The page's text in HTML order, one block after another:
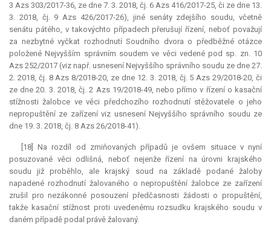
3 Azs 303/2017-36, ze dne 7. 3. 2018, čj. 6 Azs 416/2017-25, či ze dne 13.
3. 2018, čj. 9 Azs 426/2017-26), jiné senáty zdejšího soudu, včetně
senátu pátého, v takovýchto případech přerušují řízení, neboť považují
za nezbytné vyčkat rozhodnutí Soudního dvora o předběžné otázce
položené Nejvyšším správním soudem ve věci vedené pod sp. zn. 10
Azs 252/2017 (viz např. usnesení Nejvyššího správního soudu ze dne 27.
2. 2018, čj. 8 Azs 8/2018-20, ze dne 12. 3. 2018, čj. 5 Azs 29/2018-20, či
ze dne 20. 3. 2018, čj. 2 Azs 19/2018-49, nebo přímo v řízení o kasační
stížnosti žalobce ve věci předchozího rozhodnutí stěžovatele o jeho
nepropuštění ze zařízení viz usnesení Nejvyššího správního soudu ze
dne 19. 3. 2018, čj. 8 Azs 26/2018-41).
[18] Na rozdíl od zmiňovaných případů je ovšem situace v nyní
posuzované věci odlišná, neboť nejenže řízení na úrovni krajského
soudu již proběhlo, ale krajský soud na základě podané žaloby
napadené rozhodnutí žalovaného o nepropuštění žalobce ze zařízení
zrušil pro nezákonné posouzení předčasnosti žádosti o propuštění,
takže kasační stížnost proti uvedenému rozsudku krajského soudu v
daném případě podal právě žalovaný.